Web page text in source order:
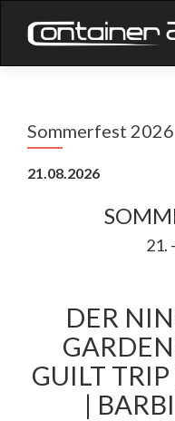
Sommerfest 2026
21.08.2026
21.
DER
GUILT
|